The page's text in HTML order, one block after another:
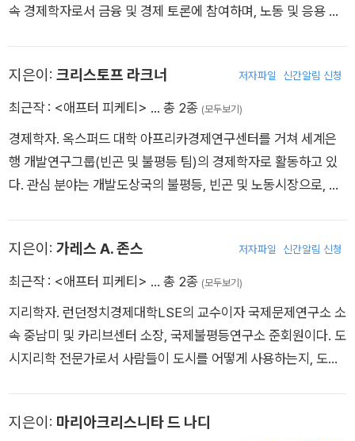
속 경제학자로서 금융 및 경제 토론에 참여하며, 노동 및 응용 경
지은이: 크리스토프 라크너 저자파일 신간알림 신청
최근작 : <애프터 피케티> … 총 2종 (모두보기)
경제학자. 옥스퍼드 대학 아프리카경제연구센터를 거쳐 세계은
행 개발연구그룹(빈곤 및 불평등 팀)의 경제학자로 활동하고 있
다. 관심 분야는 개발도상국의 불평등, 빈곤 및 노동시장으로, 특
지은이: 가레스 A. 존스 저자파일 신간알림 신청
최근작 : <애프터 피케티> … 총 2종 (모두보기)
지리학자. 런던정치경제대학LSE의 교수이자 국제문제연구소 소
속 중남미 및 카리브센터 소장, 국제불평등연구소 준회원이다. 도
시지리학 전문가로서 사람들이 도시를 어떻게 사용하는지, 도시
엔 청소년부 및 다수의 비정부기구에서 고문으로 활동 중이다.
지은이: 마리아크리스니타 드 나디